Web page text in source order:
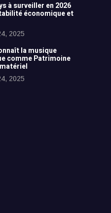
à surveiller en 2026
économique et
2025
la musique
comme Patrimoine
2025